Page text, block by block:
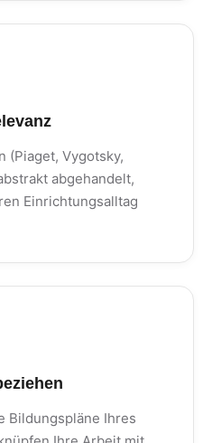
(Piaget, Vygotsky,
abgehandelt,
Einrichtungsalltag
Bildungspläne Ihres